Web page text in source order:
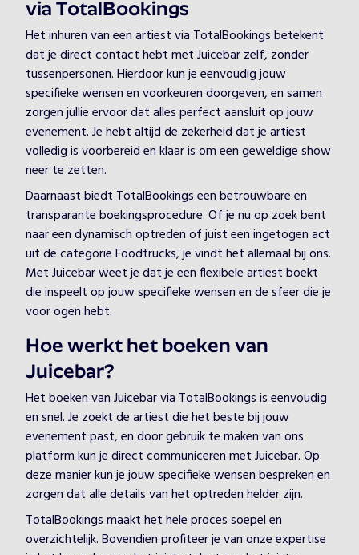
via TotalBookings
Het inhuren van een artiest via TotalBookings betekent
dat je direct contact hebt met Juicebar zelf, zonder
tussenpersonen. Hierdoor kun je eenvoudig jouw
specifieke wensen en voorkeuren doorgeven, en samen
zorgen jullie ervoor dat alles perfect aansluit op jouw
evenement. Je hebt altijd de zekerheid dat je artiest
volledig is voorbereid en klaar is om een geweldige show
neer te zetten.
Daarnaast biedt TotalBookings een betrouwbare en
transparante boekingsprocedure. Of je nu op zoek bent
naar een dynamisch optreden of juist een ingetogen act
uit de categorie Foodtrucks, je vindt het allemaal bij ons.
Met Juicebar weet je dat je een flexibele artiest boekt
die inspeelt op jouw specifieke wensen en de sfeer die je
voor ogen hebt.
Hoe werkt het boeken van
Juicebar?
Het boeken van Juicebar via TotalBookings is eenvoudig
en snel. Je zoekt de artiest die het beste bij jouw
evenement past, en door gebruik te maken van ons
platform kun je direct communiceren met Juicebar. Op
deze manier kun je jouw specifieke wensen bespreken en
zorgen dat alle details van het optreden helder zijn.
TotalBookings maakt het hele proces soepel en
overzichtelijk. Bovendien profiteer je van onze expertise